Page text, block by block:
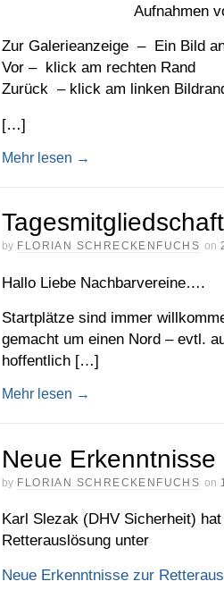
Aufnahmen
Zur Galerieanzeige – Ein Bild
Vor – klick am rechten Rand
Zurück – klick am linken
[…]
Mehr lesen →
by FLORIAN SCHRECKENFUCHS on
Hallo Liebe Nachbarvereine….
Startplätze sind immer
gemacht um einen Nord – evtl.
hoffentlich […]
Mehr lesen →
Neue
by FLORIAN SCHRECKENFUCHS on
Karl Slezak (DHV Sicherheit)
Retterauslösung unter
Neue Erkenntnisse zur